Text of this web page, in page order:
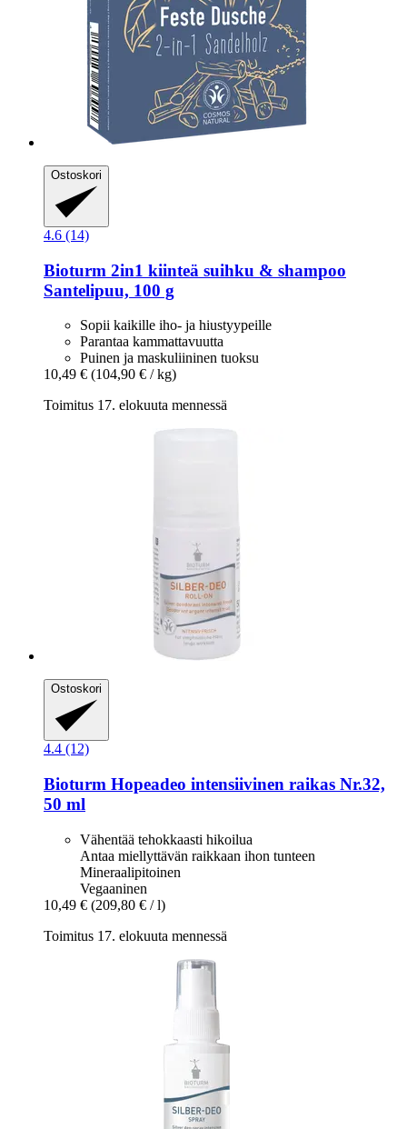
Ostoskori
4.6 (14)
Bioturm 2in1 kiinteä suihku & shampoo
Santelipuu, 100 g
Sopii kaikille iho- ja hiustyypeille
Parantaa kammattavuutta
Puinen ja maskuliininen tuoksu
10,49 € (104,90 € / kg)
Toimitus 17. elokuuta mennessä
Ostoskori
4.4 (12)
Bioturm Hopeadeo intensiivinen raikas Nr.32,
50 ml
Vähentää tehokkaasti hikoilua
Antaa miellyttävän raikkaan ihon tunteen
Mineraalipitoinen
Vegaaninen
10,49 € (209,80 € / l)
Toimitus 17. elokuuta mennessä